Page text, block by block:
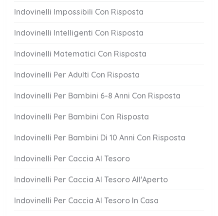
Indovinelli Impossibili Con Risposta
Indovinelli Intelligenti Con Risposta
Indovinelli Matematici Con Risposta
Indovinelli Per Adulti Con Risposta
Indovinelli Per Bambini 6-8 Anni Con Risposta
Indovinelli Per Bambini Con Risposta
Indovinelli Per Bambini Di 10 Anni Con Risposta
Indovinelli Per Caccia Al Tesoro
Indovinelli Per Caccia Al Tesoro All'Aperto
Indovinelli Per Caccia Al Tesoro In Casa